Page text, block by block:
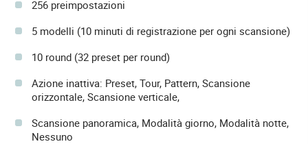
256 preimpostazioni
5 modelli (10 minuti di registrazione per ogni scansione)
10 round (32 preset per round)
Azione inattiva: Preset, Tour, Pattern, Scansione
orizzontale, Scansione verticale,
Scansione panoramica, Modalità giorno, Modalità notte,
Nessuno